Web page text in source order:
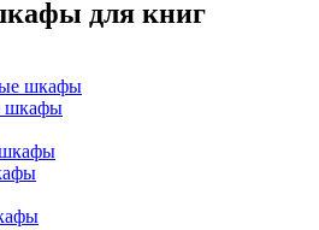
для книг
шкафы